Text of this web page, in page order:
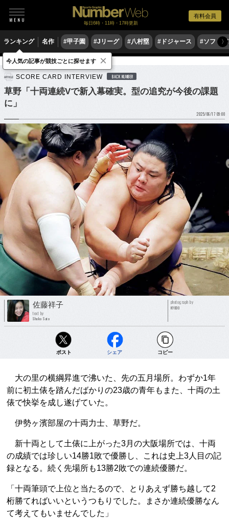
有料会員
毎日6時・11時・17時更新
ランキング 名作 #甲子園 #Jリーグ #八村塁 #ドジャース #ソフト〉
格闘技 相撲
SCORE CARD INTERVIEW BACK NUMBER
草野「十両連続Vで新入幕確実。型の追究が今後の課題
に」
2025/06/17 09:00
佐藤祥子
text by
Shoko Sato
photograph by
KYODO
ポスト シェア コピー
大の里の横綱昇進で沸いた、先の五月場所。わずか1年
前に初土俵を踏んだばかりの23歳の青年もまた、十両の土
俵で快挙を成し遂げていた。
伊勢ヶ濱部屋の十両力士、草野だ。
新十両として土俵に上がった3月の大阪場所では、十両
の成績では珍しい14勝1敗で優勝し、これは史上3人目の記
録となる。続く先場所も13勝2敗での連続優勝だ。
「十両筆頭で上位と当たるので、とりあえず勝ち越して2
桁勝てればいいというつもりでした。まさか連続優勝なん
て考えてもいませんでした」
今人気の記事が競技ごとに探せます ×